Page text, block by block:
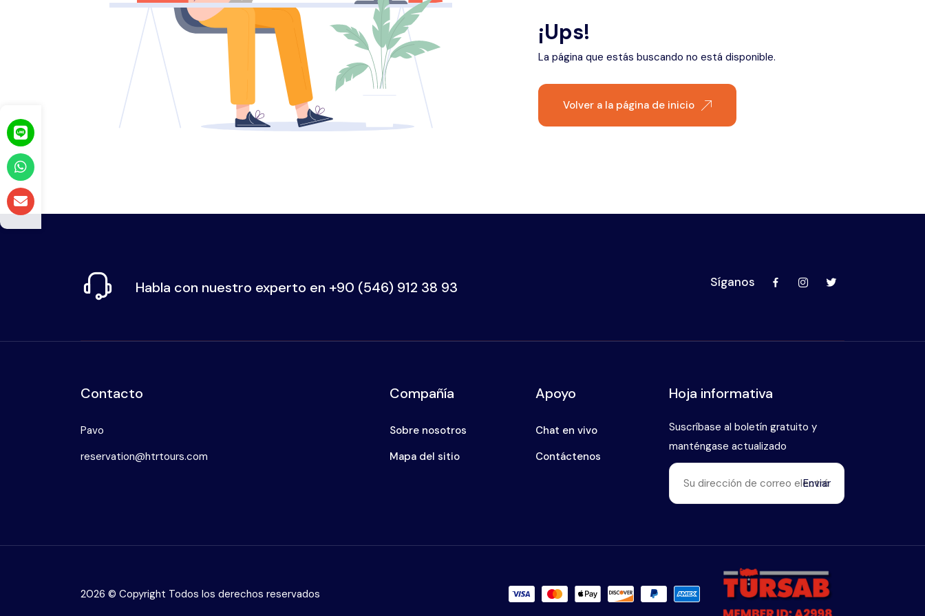
Habla con nuestro experto en
+90 (546) 912 38 93
¡Ups!
La página que estás buscando no está disponible.
Volver a la página de inicio
Habla con nuestro experto en +90 (546) 912 38 93 Síganos
Contacto
Pavo
reservation@htrtours.com
Compañía
Sobre nosotros
Mapa del sitio
Apoyo
Chat en vivo
Contáctenos
Hoja informativa
Suscríbase al boletín gratuito y
manténgase actualizado
Enviar
2026 © Copyright Todos los derechos reservados